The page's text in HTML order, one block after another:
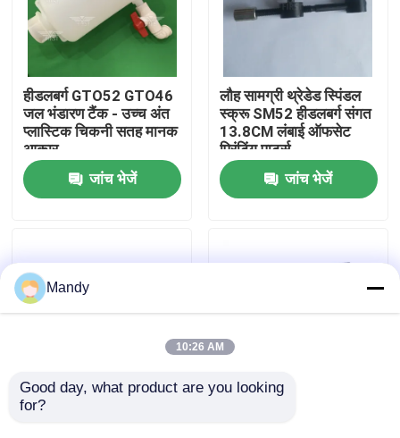
हमारे बारे में
कारखाने का दौरा
गुणवत्ता नियंत्रण
हमसे संपर्क करें
समाचार
मामले
हीडलबर्ग GTO52 GTO46
जल भंडारण टैंक - उच्च अंत
प्लास्टिक चिकनी सतह मानक
आकार
जांच भेजें
लौह सामग्री थ्रेडेड स्पिंडल
स्क्रू SM52 हीडलबर्ग संगत
13.8CM लंबाई ऑफसेट
प्रिंटिंग पार्ट्स
जांच भेजें
स्टेनलेस स्टील सीडी102
Mandy
10:26 AM
Good day, what product are you looking
for?